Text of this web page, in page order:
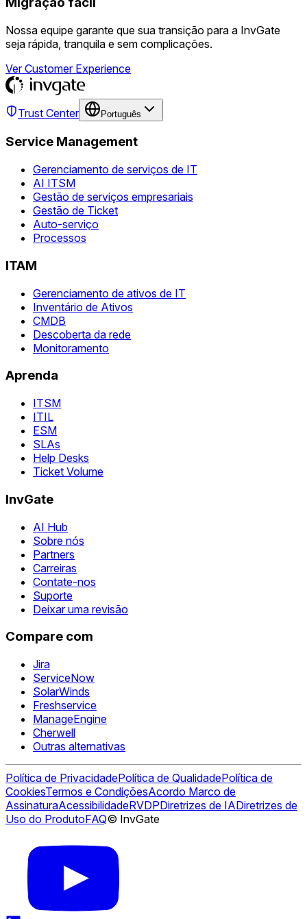
Nossa equipe garante que sua transição para a InvGate
seja rápida, tranquila e sem complicações.
Ver Customer Experience
Trust Center Português
Service Management
Gerenciamento de serviços de IT
AI ITSM
Gestão de serviços empresariais
Gestão de Ticket
Auto-serviço
Processos
ITAM
Gerenciamento de ativos de IT
Inventário de Ativos
CMDB
Descoberta da rede
Monitoramento
Aprenda
ITSM
ITIL
ESM
SLAs
Help Desks
Ticket Volume
InvGate
AI Hub
Sobre nós
Partners
Carreiras
Contate-nos
Suporte
Deixar uma revisão
Compare com
Jira
ServiceNow
SolarWinds
Freshservice
ManageEngine
Cherwell
Outras alternativas
Política de PrivacidadePolítica de QualidadePolítica de
CookiesTermos e CondiçõesAcordo Marco de
AssinaturaAcessibilidadeRVDPDiretrizes de IADiretrizes de
Uso do ProdutoFAQ© InvGate